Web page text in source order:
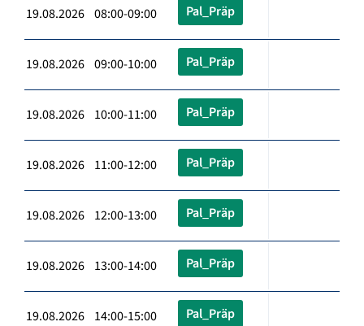
19.08.2026 08:00-09:00 Pal_Präp
19.08.2026 09:00-10:00 Pal_Präp
19.08.2026 10:00-11:00 Pal_Präp
19.08.2026 11:00-12:00 Pal_Präp
19.08.2026 12:00-13:00 Pal_Präp
19.08.2026 13:00-14:00 Pal_Präp
19.08.2026 14:00-15:00 Pal_Präp